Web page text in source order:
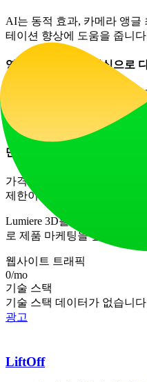
AI는 동적 효과, 카메라 앵글
테이션 향상에 도움을 줍니
영상을 어떤 파일 형식으로
Lumiere 3D는 선택한 가격
운로드 옵션을 제공하며, 프
능합니다.
만들 수 있는 영상 수에 제한
가격 플랜에 따라 제한이 적
제한이 있으며, 구독자는 추
Lumiere 3D를 탐색하고 정
로 제품 마케팅을 높이세요!
웹사이트 트래픽
0/mo
기술 스택
기술 스택 데이터가 없습니다
광고
LiftOff